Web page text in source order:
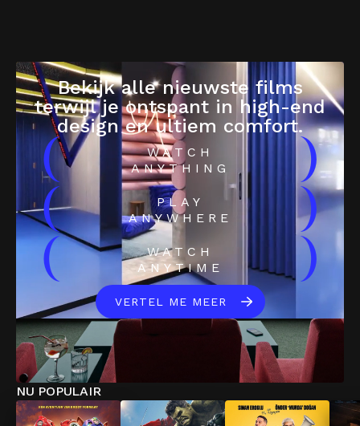
Bekijk alle nieuwste films
terwijl je ontspant in high-end
design en ultiem comfort.
(
WATCH
ANYTHING
)
(
PLAY
ANYWHERE
)
(
WATCH
ANYTIME
)
VERTEL ME MEER
NU POPULAIR